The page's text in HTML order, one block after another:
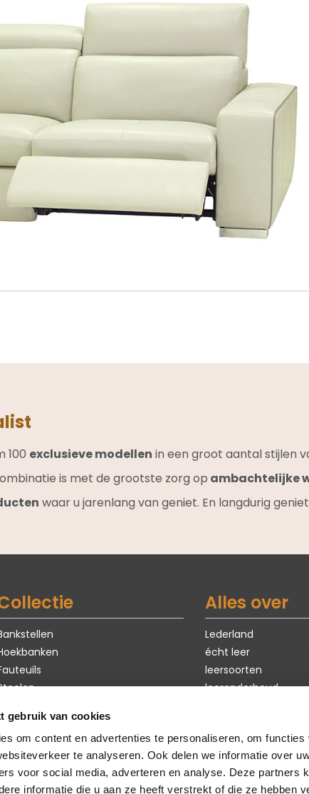
gebruik van cookies
om content en advertenties te personaliseren, om
te analyseren. Ook delen we informatie over
voor social media, adverteren en analyse. Deze partners
informatie die u aan ze heeft verstrekt of die ze hebben
100 exclusieve modellen in een groot aantal stijlen
is met de grootste zorg op ambachtelijke
waar u jarenlang van geniet. En langdurig
Sale
Alles over
Lederland
écht leer
leersoorten
leeronderhoud
maatwerk
veelgestelde vragen
duurzaamheid